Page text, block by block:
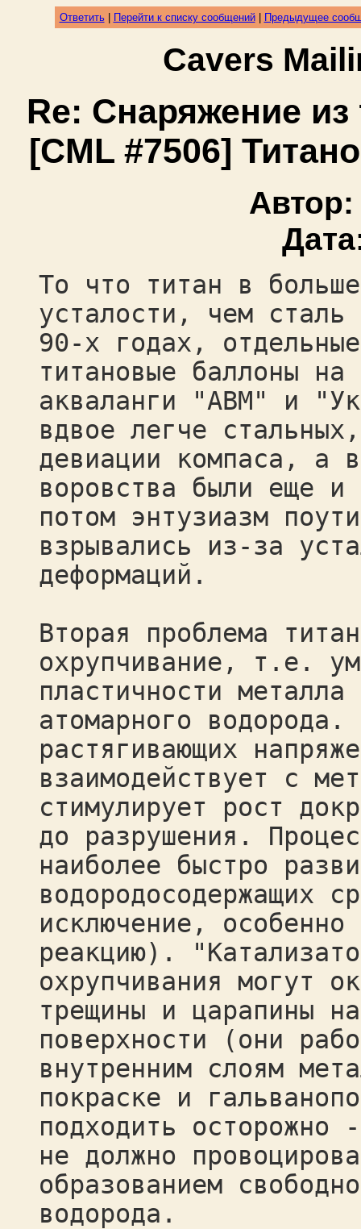
Ответить| Перейти к списку сообщений| Предыдущее
Cavers
Re: Снаряжение
[CML #7506]
То что титан в
усталости, чем
90-х годах,
титановые баллоны на
акваланги "АВМ" и
вдвое легче
девиации компаса, а
воровства были еще
потом энтузиазм
взрывались из-за
деформаций.
Вторая проблема
охрупчивание, т.е.
пластичности
атомарного водорода.
растягивающих
взаимодействует с
стимулирует рост
до разрушения.
наиболее быстро
водородосодержащих
исключение,
реакцию).
охрупчивания могут
трещины и царапины на
поверхности (они
внутренним слоям
покраске и
подходить осторожно
не должно
образованием
водорода.